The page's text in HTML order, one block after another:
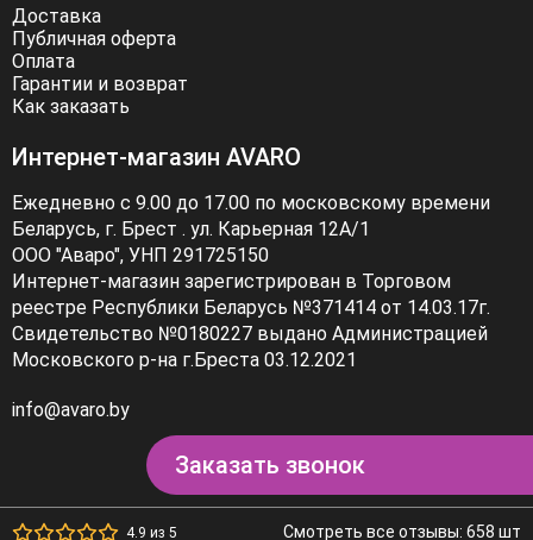
Доставка
Публичная оферта
Оплата
Гарантии и возврат
Как заказать
Интернет-магазин AVARO
Ежедневно с 9.00 до 17.00 по московскому времени
Беларусь, г. Брест . ул. Карьерная 12А/1
ООО "Аваро", УНП 291725150
Интернет-магазин зарегистрирован в Торговом
реестре Республики Беларусь №371414 от 14.03.17г.
Свидетельство №0180227 выдано Администрацией
Московского р-на г.Бреста 03.12.2021
info@avaro.by
Заказать звонок
4.9 из 5 Смотреть все отзывы: 658 шт